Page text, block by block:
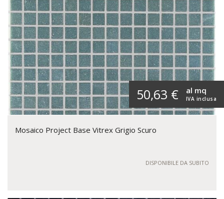
50,63 € IVA inclusa
al mq
Mosaico Project Base Vitrex Grigio Scuro
DISPONIBILE DA SUBITO